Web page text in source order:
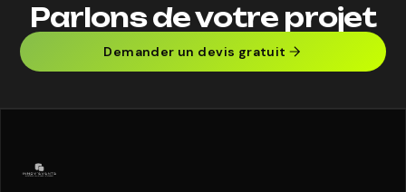
Parlons de votre projet
Demander un devis gratuit